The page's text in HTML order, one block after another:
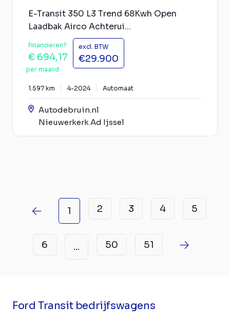
E-Transit 350 L3 Trend 68Kwh Open
Laadbak Airco Achterui...
Financieren?
€ 694,17
per maand
excl. BTW
€29.900
1.597 km 4-2024 Automaat
Autodebruin.nl
Nieuwerkerk Ad Ijssel
1 2 3 4 5
6 ... 50 51
Ford Transit bedrijfswagens